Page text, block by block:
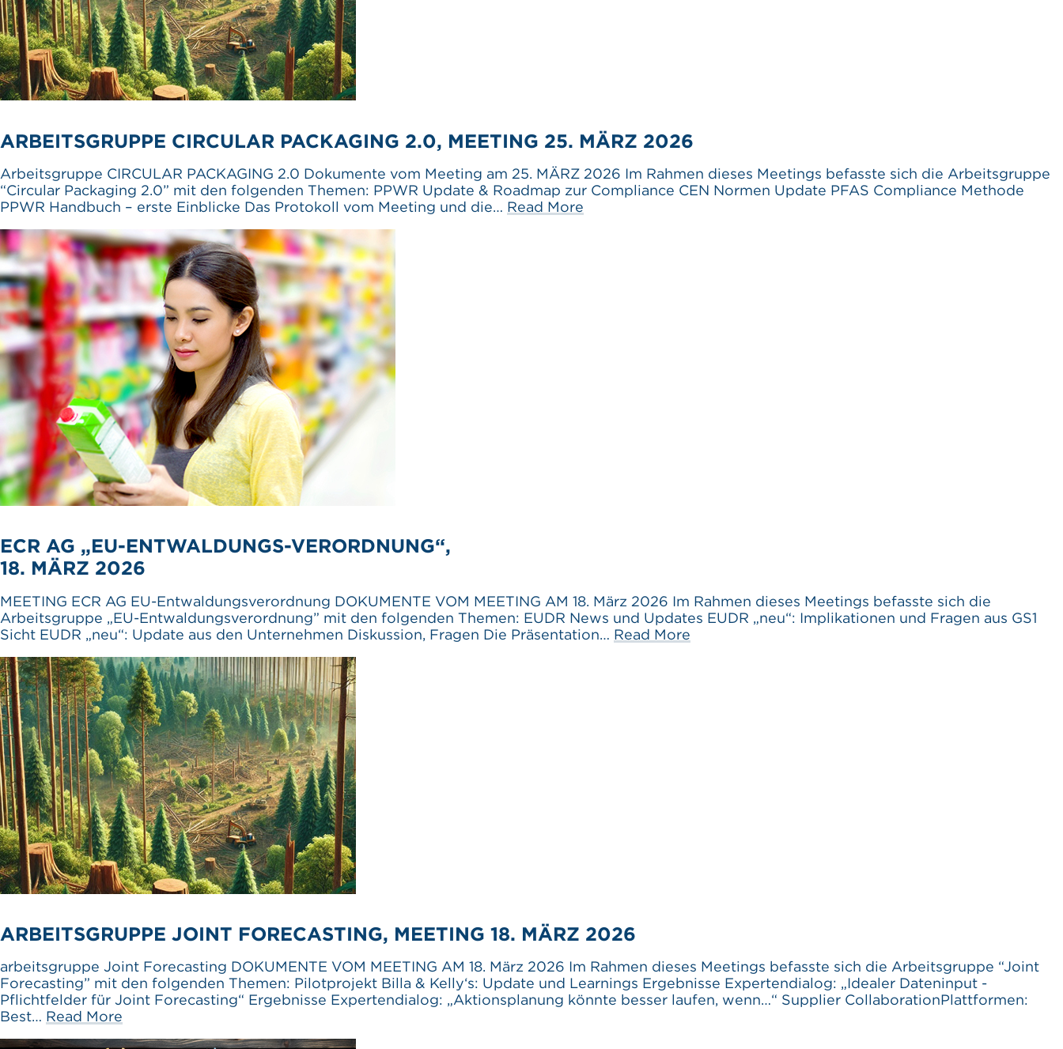
ARBEITSGRUPPE CIRCULAR PACKAGING 2.0, MEETING 25. MÄRZ 2026
Arbeitsgruppe CIRCULAR PACKAGING 2.0 Dokumente vom Meeting am 25. MÄRZ 2026 Im Rahmen dieses Meetings befasste sich die Arbeitsgruppe
“Circular Packaging 2.0” mit den folgenden Themen: PPWR Update & Roadmap zur Compliance CEN Normen Update PFAS Compliance Methode
PPWR Handbuch – erste Einblicke Das Protokoll vom Meeting und die… Read More
ECR AG „EU-ENTWALDUNGS-VERORDNUNG“,
18. MÄRZ 2026
MEETING ECR AG EU-Entwaldungsverordnung DOKUMENTE VOM MEETING AM 18. März 2026 Im Rahmen dieses Meetings befasste sich die
Arbeitsgruppe „EU-Entwaldungsverordnung” mit den folgenden Themen: EUDR News und Updates EUDR „neu“: Implikationen und Fragen aus GS1
Sicht EUDR „neu“: Update aus den Unternehmen Diskussion, Fragen Die Präsentation… Read More
ARBEITSGRUPPE JOINT FORECASTING, MEETING 18. MÄRZ 2026
arbeitsgruppe Joint Forecasting DOKUMENTE VOM MEETING AM 18. März 2026 Im Rahmen dieses Meetings befasste sich die Arbeitsgruppe “Joint
Forecasting” mit den folgenden Themen: Pilotprojekt Billa & Kelly‘s: Update und Learnings Ergebnisse Expertendialog: „Idealer Dateninput -
Pflichtfelder für Joint Forecasting“ Ergebnisse Expertendialog: „Aktionsplanung könnte besser laufen, wenn…“ Supplier CollaborationPlattformen:
Best… Read More